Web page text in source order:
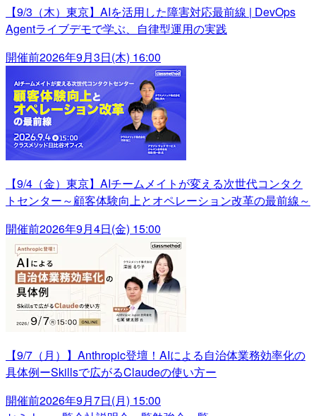
【9/3（木）東京】AIを活用した障害対応最前線 | DevOps
Agentライブデモで学ぶ、自律型運用の実践
開催前2026年9月3日(木) 16:00
【9/4（金）東京】AIチームメイトが変える次世代コンタク
トセンター～顧客体験向上とオペレーション改革の最前線～
開催前2026年9月4日(金) 15:00
【9/7（月）】Anthropic登壇！AIによる自治体業務効率化の
具体例ーSkillsで広がるClaudeの使い方ー
開催前2026年9月7日(月) 15:00